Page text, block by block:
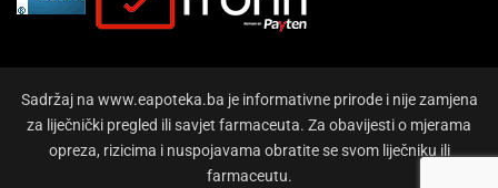
Sadržaj na www.eapoteka.ba je informativne prirode i nije zamjena
za liječnički pregled ili savjet farmaceuta. Za obavijesti o mjerama
opreza, rizicima i nuspojavama obratite se svom liječniku ili
farmaceutu.